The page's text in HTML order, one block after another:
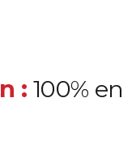
: 100% en